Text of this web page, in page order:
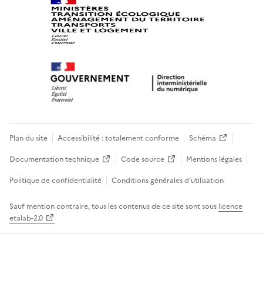
Plan du site Accessibilité : totalement conforme
Schéma
Documentation technique
Code source
Mentions légales
Politique de confidentialité
Conditions générales d’utilisation
Sauf mention contraire, tous les contenus de ce site sont sous licence
etalab-2.0